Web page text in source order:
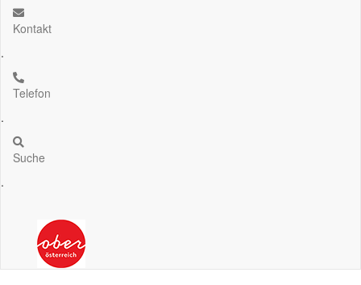
Kontakt
.
Telefon
.
Suche
.